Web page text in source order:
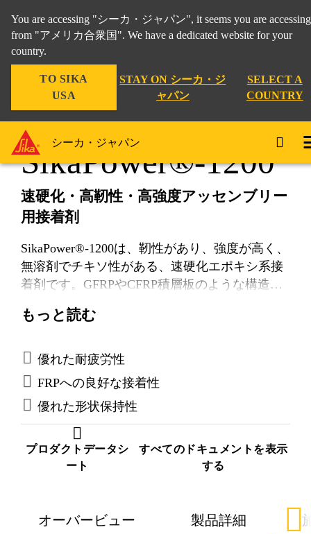
You are accessing "シーカ・ジャパン", it seems you are
from "アメリカ合衆国". We have a dedicated website for your
country.
TO SIKA
USA
STAY ON シーカ・ジ
ャパン
SELECT A
COUNTRY
シーカ・ジャパン
プロダクトデータシ
ート
すべてのドキュメントを表示
する
SikaPower®-1200
速硬化・⾼靭性・⾼強度アッセンブリー
⽤接着剤
SikaPower®-1200は、靭性があり、強度が高く、
無溶剤でチキソ性がある、速硬化エポキシ系接
着剤です。GFRPやCFRP積層板のような構造用
リー用接着剤として開発されています。本製品
もっと読む
優れた耐疲労性
FRPへの良好な接着性
優れた形状保持性
オーバービュー 製品詳細